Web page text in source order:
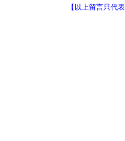
【以上留言只代